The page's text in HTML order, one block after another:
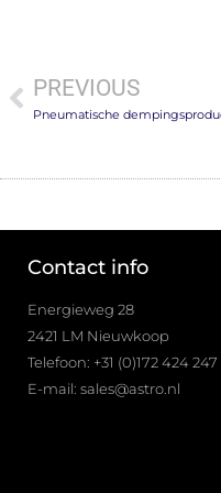
PREVIOUS
Contact info
Energieweg 28
2421 LM Nieuwkoop
Telefoon: +31 (0)172 424 247
E-mail: sales@astro.nl